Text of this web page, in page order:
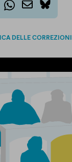
bluesky
DELLE CORREZIONI